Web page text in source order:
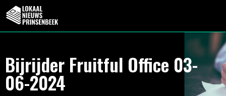
Bijrijder Fruitful Office 03-
06-2024